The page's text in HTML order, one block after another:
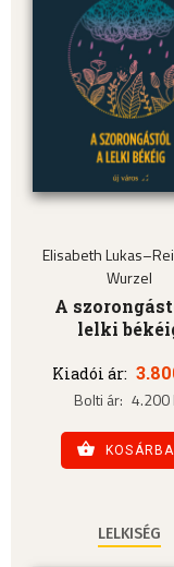
Elisabeth
Wurzel
A
lelki
Kiadói ár:
Bolti ár: 4.200
KOSÁRBA
LELKISÉG